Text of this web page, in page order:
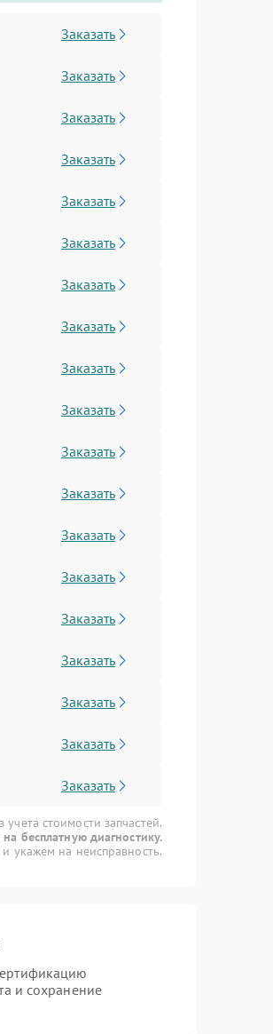
Заказать
Заказать
Заказать
Заказать
Заказать
Заказать
Заказать
Заказать
Заказать
Заказать
Заказать
Заказать
Заказать
Заказать
Заказать
Заказать
Заказать
Заказать
Заказать
стоимости запчастей.
бесплатную диагностику.
укажем на неисправность.
и сохранение